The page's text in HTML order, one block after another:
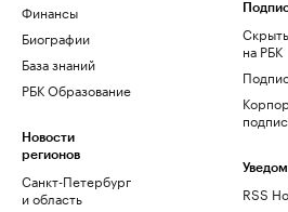
Финансы
Биографии
База знаний
РБК Образование
Новости
регионов
Санкт-Петербург
и область
на РБК
RSS